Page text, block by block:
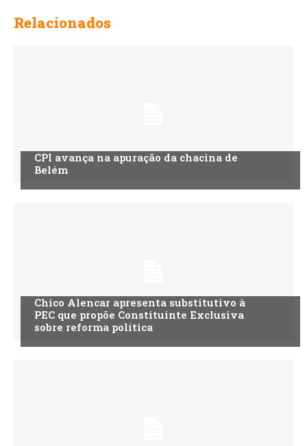
Relacionados
CPI avança na apuração da chacina de
Belém
Chico Alencar apresenta substitutivo à
PEC que propõe Constituinte Exclusiva
sobre reforma política